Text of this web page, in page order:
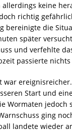
keine
richtig
bereinigte die
später
und verfehlte
passierte
war
Start und
Wormaten jedoch
ging
landete wieder